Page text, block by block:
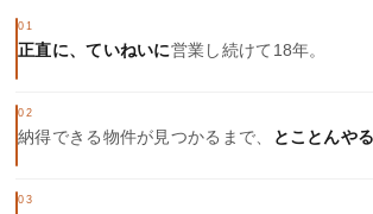
01
正直に、ていねいに営業し続けて18年。
02
納得できる物件が見つかるまで、 とことんやる
03